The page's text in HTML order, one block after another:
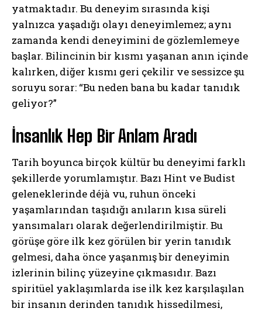
yatmaktadır. Bu deneyim sırasında kişi
yalnızca yaşadığı olayı deneyimlemez; aynı
zamanda kendi deneyimini de gözlemlemeye
başlar. Bilincinin bir kısmı yaşanan anın içinde
kalırken, diğer kısmı geri çekilir ve sessizce şu
soruyu sorar: “Bu neden bana bu kadar tanıdık
geliyor?”
İnsanlık Hep Bir Anlam Aradı
Tarih boyunca birçok kültür bu deneyimi farklı
şekillerde yorumlamıştır. Bazı Hint ve Budist
geleneklerinde déjà vu, ruhun önceki
yaşamlarından taşıdığı anıların kısa süreli
yansımaları olarak değerlendirilmiştir. Bu
görüşe göre ilk kez görülen bir yerin tanıdık
gelmesi, daha önce yaşanmış bir deneyimin
izlerinin bilinç yüzeyine çıkmasıdır. Bazı
spiritüel yaklaşımlarda ise ilk kez karşılaşılan
bir insanın derinden tanıdık hissedilmesi,